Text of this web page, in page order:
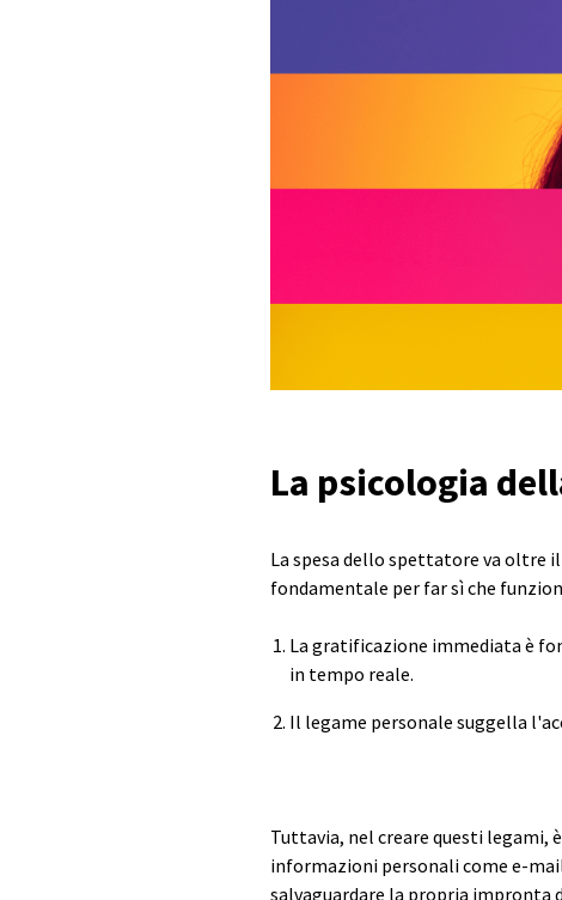
La psicologia
La spesa dello spettatore va oltre
fondamentale per far sì che
La gratificazione immediata è
in tempo reale.
Il legame personale suggella
Tuttavia, nel creare questi legami,
informazioni personali come e-
salvaguardare la propria impronta